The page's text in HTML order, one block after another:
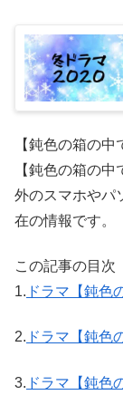
【鈍色の箱の中
【鈍色の箱の
外のスマホやパ
在の情報です。
この記事の目次
1. ドラマ【鈍色
2. ドラマ【鈍色
3. ドラマ【鈍色